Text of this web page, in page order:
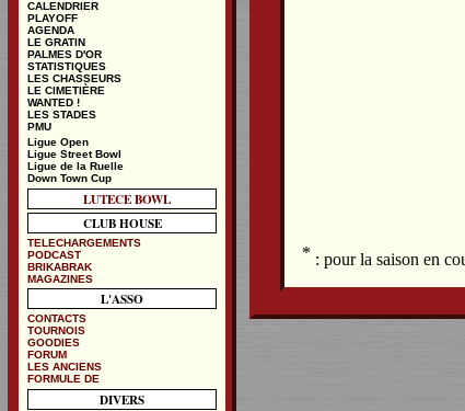
* : pour la saison en
CALENDRIER
PLAYOFF
AGENDA
LE GRATIN
PALMES D'OR
STATISTIQUES
LES CHASSEURS
LE CIMETIÈRE
WANTED !
LES STADES
PMU
Ligue Open
Ligue Street Bowl
Ligue de la Ruelle
Down Town Cup
LUTECE BOWL
CLUB HOUSE
TELECHARGEMENTS
PODCAST
BRIKABRAK
MAGAZINES
L'ASSO
CONTACTS
TOURNOIS
GOODIES
FORUM
LES ANCIENS
FORMULE DE
DIVERS